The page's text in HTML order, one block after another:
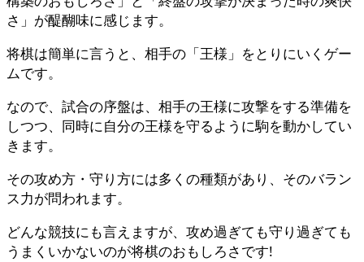
さ」が醍醐味に感じます。
将棋は簡単に言うと、相手の「王様」をとりにいくゲー
ムです。
なので、試合の序盤は、相手の王様に攻撃をする準備を
しつつ、同時に自分の王様を守るように駒を動かしてい
きます。
その攻め方・守り方には多くの種類があり、そのバラン
ス力が問われます。
どんな競技にも言えますが、攻め過ぎても守り過ぎても
うまくいかないのが将棋のおもしろさです!